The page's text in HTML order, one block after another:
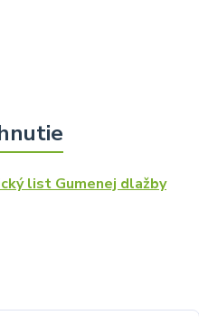
list Gumenej dlažby